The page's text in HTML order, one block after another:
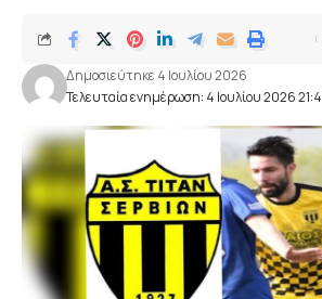
Τελευταία ενημέρωση: 4 Ιουλίου 2026
Δημοσιεύτηκε 4 Ιουλίου 2026